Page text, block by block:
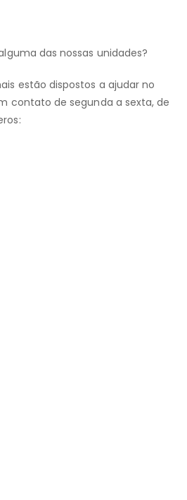
das nossas unidades?
estão dispostos a ajudar no
contato de segunda a sexta, de